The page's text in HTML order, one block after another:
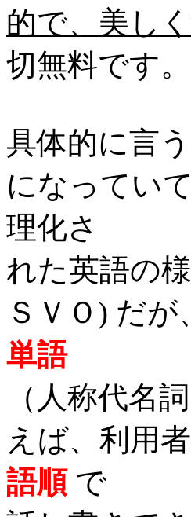
的で、美し
切無料です。
具体的に言
になってい
理化さ
れた英語の
ＳＶＯ) だ
単語
（人称代名
えば、利用
語順で